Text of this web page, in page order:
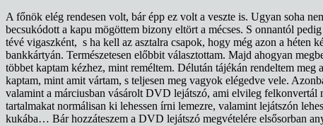
A főnök elég rendesen volt, bár épp ez volt a veszte is. Ugyan soha
becsukódott a kapu mögöttem bizony eltört a mécses. S onnantól
tévé vigaszként, s ha kell az asztalra csapok, hogy még azon a héten
bankkártyán. Természetesen előbbit választottam. Majd ahogyan
többet kaptam kézhez, mint reméltem. Délután tájékán rendeltem
kaptam, mint amit vártam, s teljesen meg vagyok elégedve vele.
valamint a márciusban vásárolt DVD lejátszó, ami elvileg
tartalmakat normálisan ki lehessen írni lemezre, valamint lejátszón
kukába… Bár hozzáteszem a DVD lejátszó megvételére elsősorban